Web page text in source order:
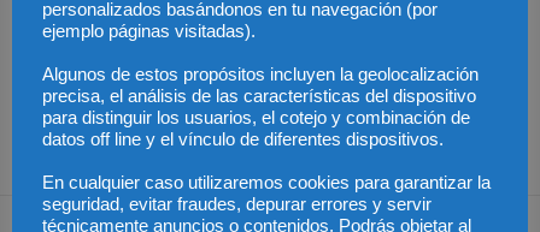
empresas una
oportunidad decisiva
ante el cliente
del phishing
por qué TBF Abogados
es el referente en
derecho laboral en
Málaga
Dejar una respuesta
personalizados basándonos en tu navegación (por
ejemplo páginas visitadas).
Algunos de estos propósitos incluyen la geolocalización
precisa, el análisis de las características del dispositivo
para distinguir los usuarios, el cotejo y combinación de
datos off line y el vínculo de diferentes dispositivos.
En cualquier caso utilizaremos cookies para garantizar la
seguridad, evitar fraudes, depurar errores y servir
técnicamente anuncios o contenidos. Podrás objetar al